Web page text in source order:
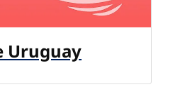
Uruguay